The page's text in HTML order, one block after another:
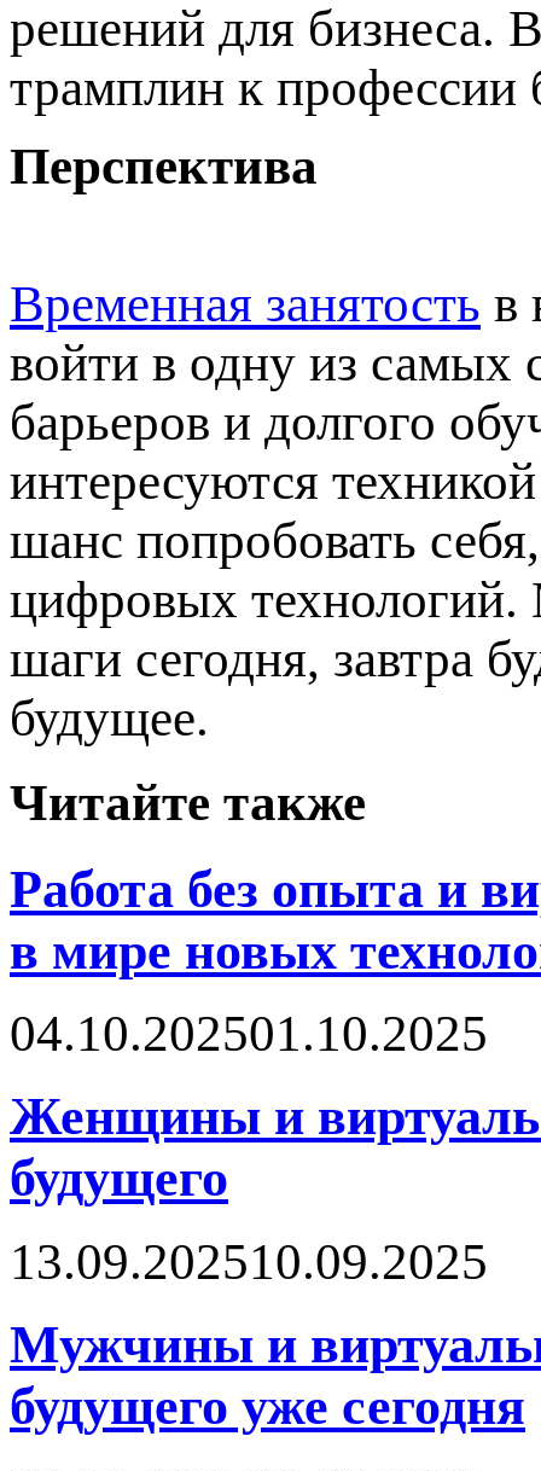
решений для бизнеса.
трамплин к профессии
Перспектива
Временная занятость в
войти в одну из самых
барьеров и долгого
интересуются
шанс попробовать
цифровых технологий.
шаги сегодня, завтра
будущее.
Читайте также
Работа без опыта и
в мире новых
04.10.202501.10.2025
Женщины и
будущего
13.09.202510.09.2025
Мужчины и
будущего уже сегодня